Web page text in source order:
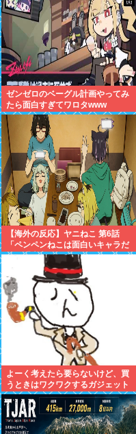
ゼンゼロのベーグル計画やってみ
たら面白すぎてワロタwww
【海外の反応】ヤニねこ 第6話
「ペンペンねこは面白いキャラだ
な」「大家さんとのドライブのシ
ーン、リアルすぎて辛かった」
よーく考えたら要らないけど、買
うときはワクワクするガジェット
おしえろ